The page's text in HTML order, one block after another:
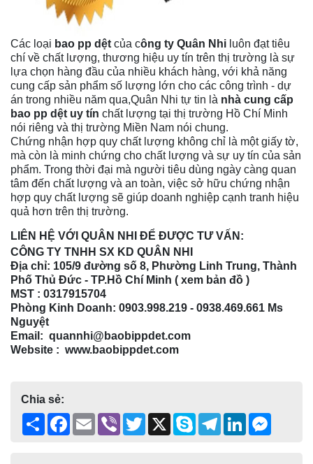
Các loại bao pp dệt của công ty Quân Nhi luôn đạt tiêu
chí về chất lượng, thương hiệu uy tín trên thị trường là sự
lựa chọn hàng đầu của nhiều khách hàng, với khả năng
cung cấp sản phẩm số lượng lớn cho các công trình - dự
án trong nhiều năm qua,Quân Nhi tự tin là nhà cung cấp
bao pp dệt uy tín chất lượng tại thị trường Hồ Chí Minh
nói riêng và thị trường Miền Nam nói chung.
Chứng nhận hợp quy chất lượng không chỉ là một giấy tờ,
mà còn là minh chứng cho chất lượng và sự uy tín của sản
phẩm. Trong thời đại mà người tiêu dùng ngày càng quan
tâm đến chất lượng và an toàn, việc sở hữu chứng nhận
hợp quy chất lượng sẽ giúp doanh nghiệp cạnh tranh hiệu
quả hơn trên thị trường.
LIÊN HỆ VỚI QUÂN NHI ĐỂ ĐƯỢC TƯ VẤN:
CÔNG TY TNHH SX KD QUÂN NHI
Địa chỉ: 105/9 đường số 8, Phường Linh Trung, Thành
Phố Thủ Đức - TP.Hồ Chí Minh ( xem bản đồ )
MST : 0317915704
Phòng Kinh Doanh: 0903.998.219 - 0938.469.661 Ms
Nguyệt
Email: quannhi@baobippdet.com
Website : www.baobippdet.com
Chia sẻ:
ShareFacebook
EmailViber Twitter
X SkypeTelegramLinkedIn